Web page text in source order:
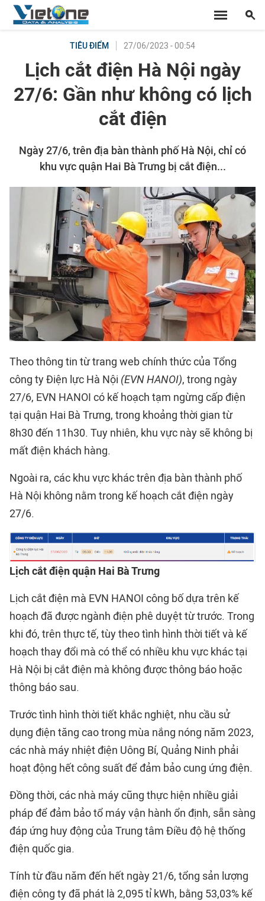
TIÊU ĐIỂM 27/06/2023 - 00:54
Lịch cắt điện Hà Nội ngày
27/6: Gần như không có lịch
cắt điện
Ngày 27/6, trên địa bàn thành phố Hà Nội, chỉ có
khu vực quận Hai Bà Trưng bị cắt điện...
Theo thông tin từ trang web chính thức của Tổng
công ty Điện lực Hà Nội (EVN HANOI), trong ngày
27/6, EVN HANOI có kế hoạch tạm ngừng cấp điện
tại quận Hai Bà Trưng, trong khoảng thời gian từ
8h30 đến 11h30. Tuy nhiên, khu vực này sẽ không bị
mất điện khách hàng.
Ngoài ra, các khu vực khác trên địa bàn thành phố
Hà Nội không nằm trong kế hoạch cắt điện ngày
27/6.
Lịch cắt điện quận Hai Bà Trưng
Lịch cắt điện mà EVN HANOI công bố dựa trên kế
hoạch đã được ngành điện phê duyệt từ trước. Trong
khi đó, trên thực tế, tùy theo tình hình thời tiết và kế
hoạch thay đổi mà có thể có nhiều khu vực khác tại
Hà Nội bị cắt điện mà không được thông báo hoặc
thông báo sau.
Trước tình hình thời tiết khắc nghiệt, nhu cầu sử
dụng điện tăng cao trong mùa nắng nóng năm 2023,
các nhà máy nhiệt điện Uông Bí, Quảng Ninh phải
hoạt động hết công suất để đảm bảo cung ứng điện.
Đồng thời, các nhà máy cũng thực hiện nhiều giải
pháp để đảm bảo tổ máy vận hành ổn định, sẵn sàng
đáp ứng huy động của Trung tâm Điều độ hệ thống
điện quốc gia.
Tính từ đầu năm đến hết ngày 21/6, tổng sản lượng
điện công ty đã phát là 2,095 tỉ kWh, bằng 53,03% kế